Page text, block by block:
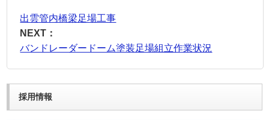
出雲管内橋梁足場工事
NEXT：
バンドレーダードーム塗装足場組立作業状況
採用情報